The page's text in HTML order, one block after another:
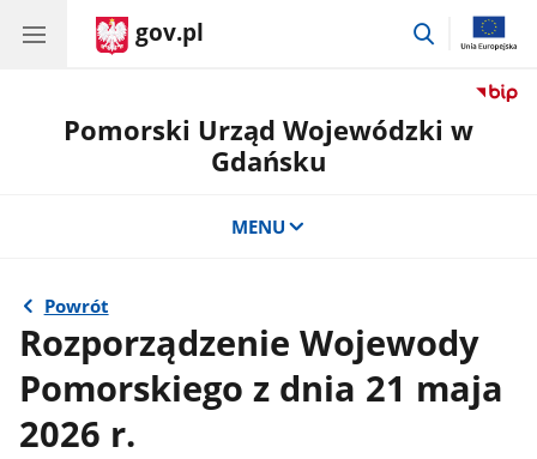
gov.pl
przejdź
Pomorski Urząd Wojewódzki w
Gdańsku
MENU
Powrót
Rozporządzenie Wojewody
Pomorskiego z dnia 21 maja
2026 r.